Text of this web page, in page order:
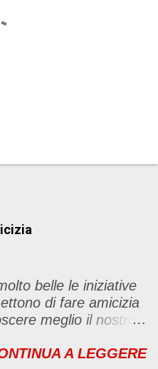
belle le iniziative
di fare amicizia
meglio il nostro
.... Mi
A LEGGERE